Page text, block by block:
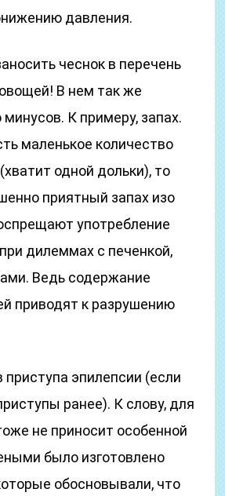
давления.
чеснок в перечень
В нем так же
К примеру, запах.
маленькое количество
одной дольки), то
приятный запах изо
употребление
дилеммах с печенкой,
Ведь содержание
приводят к разрушению
эпилепсии (если
ранее). К слову, для
не приносит особенной
было изготовлено
обосновывали, что